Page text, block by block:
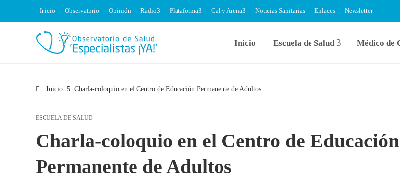
Inicio Observatorio Opinión Radio Plataforma Cal y Arena Noticias Sanitarias Enlaces Newsletter
Inicio Escuela de Salud Médico de
Inicio Charla-coloquio en el Centro de Educación Permanente de Adultos
ESCUELA DE SALUD
Charla-coloquio en el Centro de Educación
Permanente de Adultos